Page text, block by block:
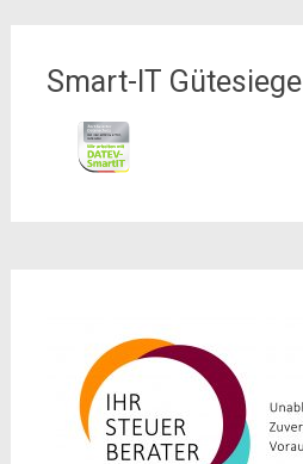
Smart-IT Gütesiegel